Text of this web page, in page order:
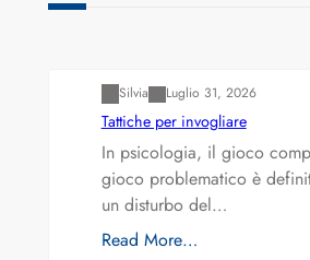
Silvia Luglio 31, 2026
Tattiche per invogliare
In psicologia, il gioco
gioco problematico è
un disturbo del…
Read More…